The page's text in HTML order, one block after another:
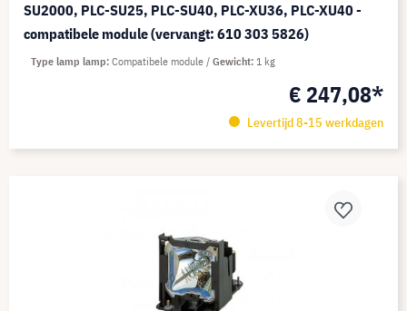
SU2000, PLC-SU25, PLC-SU40, PLC-XU36, PLC-XU40 -
compatibele module (vervangt: 610 303 5826)
€ 247,08*
Levertijd 8-15 werkdagen
Type lamp lamp Compatibele module Gewicht 1 kg